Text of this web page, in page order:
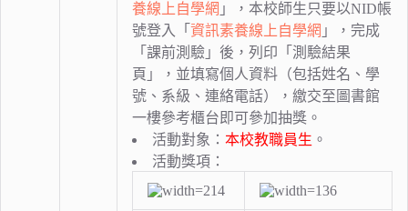
養線上自學網 」，本校師生只要以NID帳
號登入「 資訊素養線上自學網 」，完成
「課前測驗」後，列印「測驗結果
頁」，並填寫個人資料（包括姓名、學
號、系級、連絡電話），繳交至圖書館
一樓參考櫃台即可參加抽獎。
活動對象： 本校教職員生 。
活動獎項：